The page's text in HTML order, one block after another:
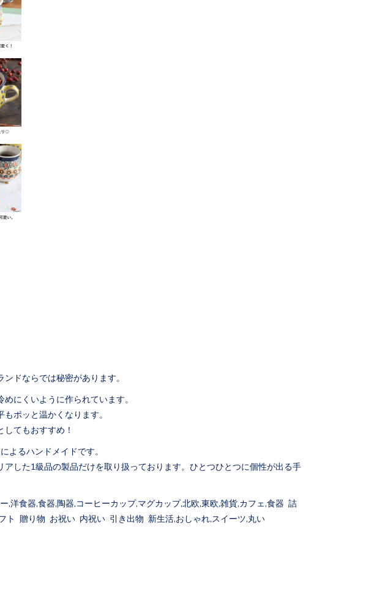
ドならでは秘密があります。
にくいように作られています。
ポッと温かくなります。
てもおすすめ！
よるハンドメイドです。
した1級品の製品だけを取り扱っております。ひとつひとつに個性が出る手
,洋食器,食器,陶器,コーヒーカップ,マグカップ,北欧,東欧,雑貨,カフェ,食器 詰
贈り物 お祝い 内祝い 引き出物 新生活,おしゃれ,スイーツ,丸い